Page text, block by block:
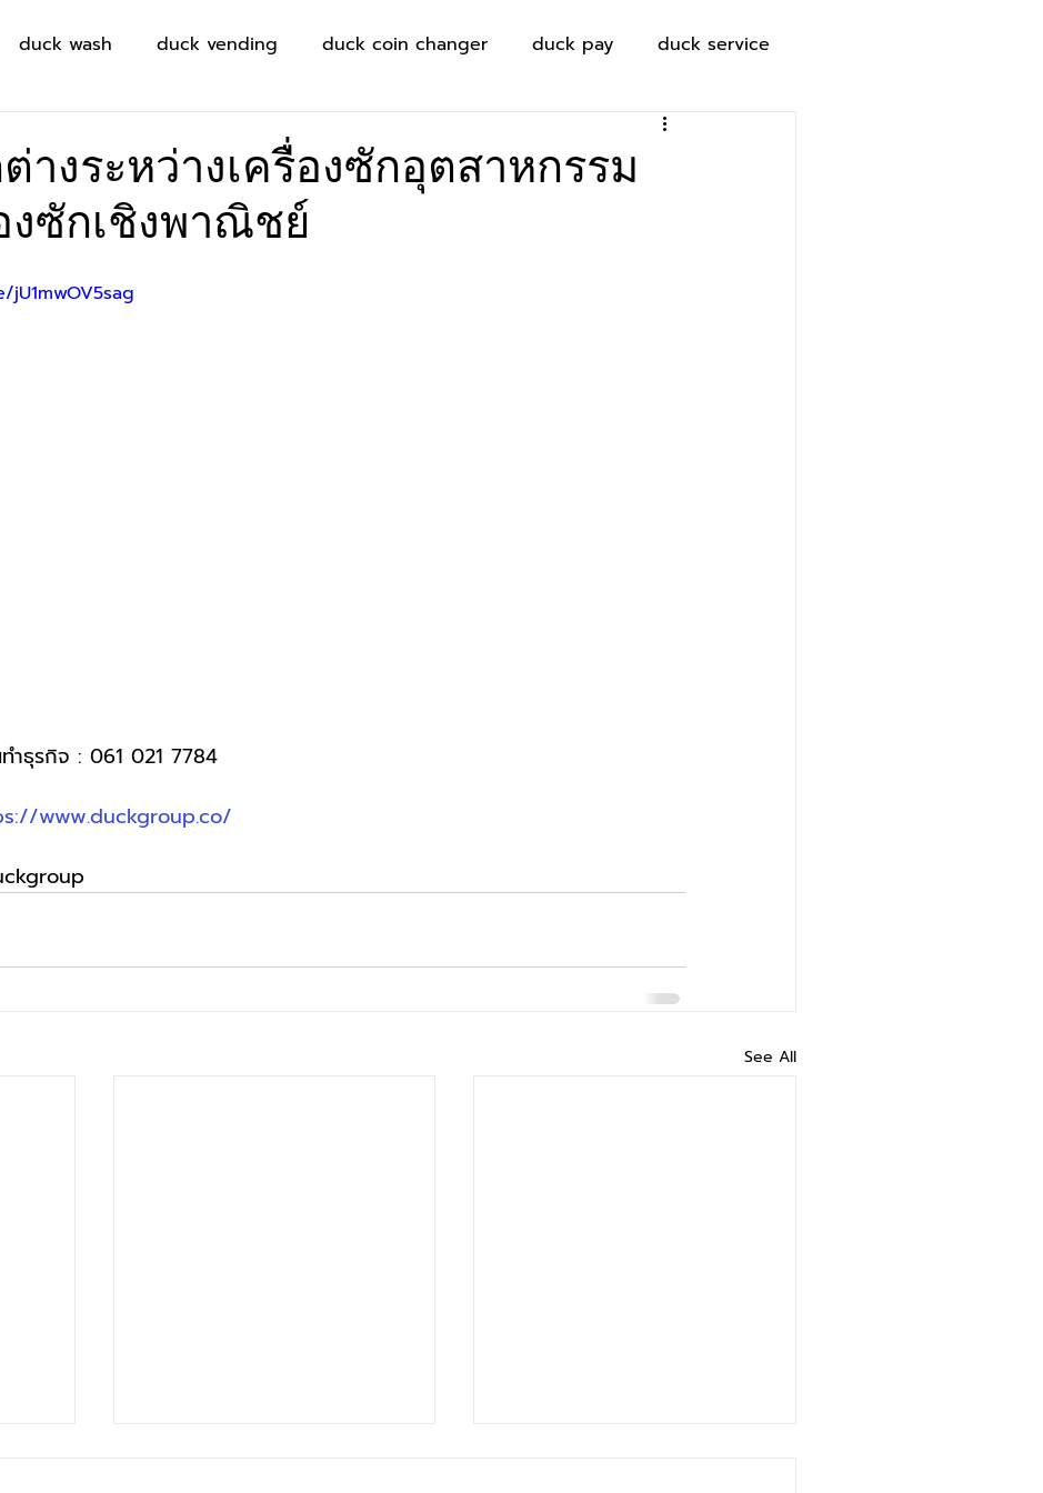
duck wash duck vending duck coin changer duck pay duck service
างระหว่างเครื่องซักอุตสาหกรรม
งซักเชิงพาณิชย์
ำธุรกิจ : 061 021 7784
www.duckgroup.co/
See All